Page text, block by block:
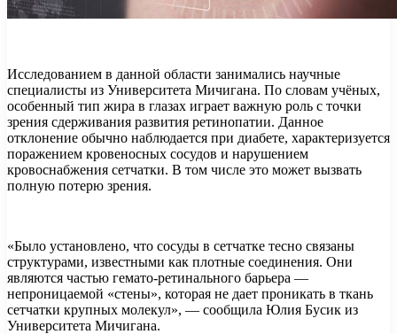
Исследованием в данной области занимались научные
специалисты из Университета Мичигана. По словам учёных,
особенный тип жира в глазах играет важную роль с точки
зрения сдерживания развития ретинопатии. Данное
отклонение обычно наблюдается при диабете, характеризуется
поражением кровеносных сосудов и нарушением
кровоснабжения сетчатки. В том числе это может вызвать
полную потерю зрения.
«Было установлено, что сосуды в сетчатке тесно связаны
структурами, известными как плотные соединения. Они
являются частью гемато-ретинального барьера —
непроницаемой «стены», которая не дает проникать в ткань
сетчатки крупных молекул», — сообщила Юлия Бусик из
Университета Мичигана.